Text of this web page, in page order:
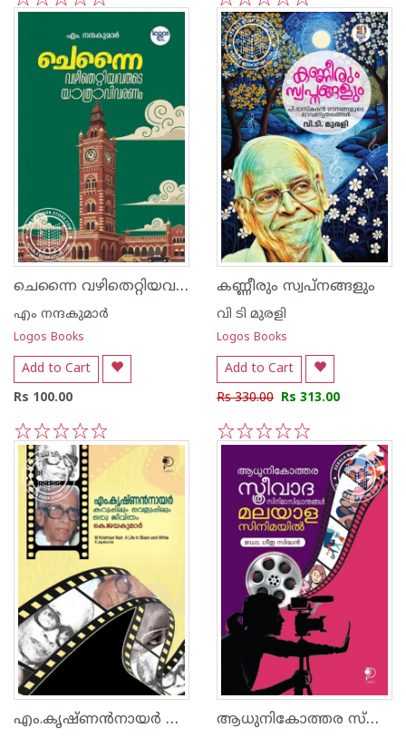
5
4
3
2
1 5
4
3
2
1
ചെന്നൈ വഴിതെറ്റിയവരുടെ യാത്രവിവരണം
എം നന്ദകുമാര്‍
Logos Books
Add to Cart
Rs 100.00
5
4
3
2
1
കണ്ണീരും സ്വപ്നങ്ങളും
വി ടി മുരളി
Logos Books
Add to Cart
Rs 330.00 Rs 313.00
5
4
3
2
1
എം.കൃഷ്ണൻനായർ കറുപ്പിലും വെളുപ്പിലും ഒരു ജീവിതം ആധുനികോത്തര സ്ത്രീവാദ സിനിമാസിദ്ധാന്തങ്ങൾ മലയാള സിനിമയിൽ